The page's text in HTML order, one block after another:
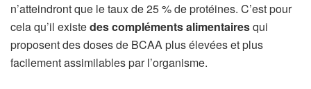
n’atteindront que le taux de 25 % de protéines. C’est pour
cela qu’il existedes compléments alimentairesqui
proposent des doses de BCAA plus élevées et plus
facilement assimilables par l’organisme.